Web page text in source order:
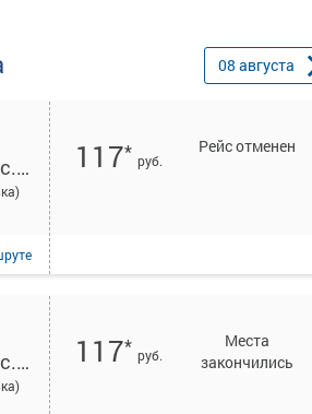
08 августа
Причал аэропорта Гагарин (с. Сабуровка) 117* руб.
Рейс отменен
Причал аэропорта Гагарин (с. Сабуровка) 117* руб.
Места
закончились